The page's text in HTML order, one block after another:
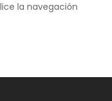
la navegación